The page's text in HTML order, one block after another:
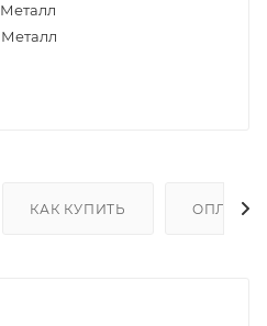
Металл
Металл
КАК КУПИТЬ ОПЛАТА